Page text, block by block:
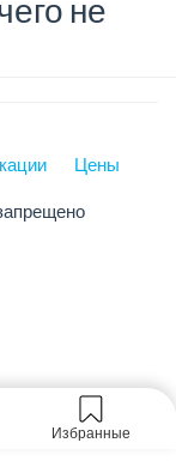
не
Цены
Избранные